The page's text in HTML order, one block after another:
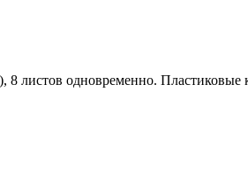
листов одновременно.